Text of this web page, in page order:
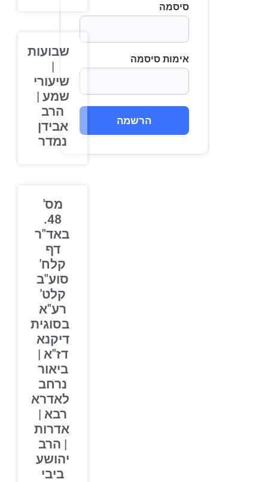
סיסמה
אימות סיסמה
הרשמה
שבועות
שיעורי
שמע |
הרב
אבידן
נמדר
מס'
48.
באד"ר
דף
קלח'
סוע"ב
קלט'
רע"א
בסוגית
דיקנא
דז"א |
ביאור
נרחב
לאדרא
רבא |
אדרות
| הרב
יהושע
ביבי